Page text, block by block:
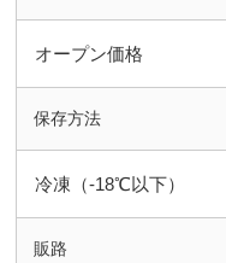
オープン価格
保存方法
冷凍（-18℃以下）
販路